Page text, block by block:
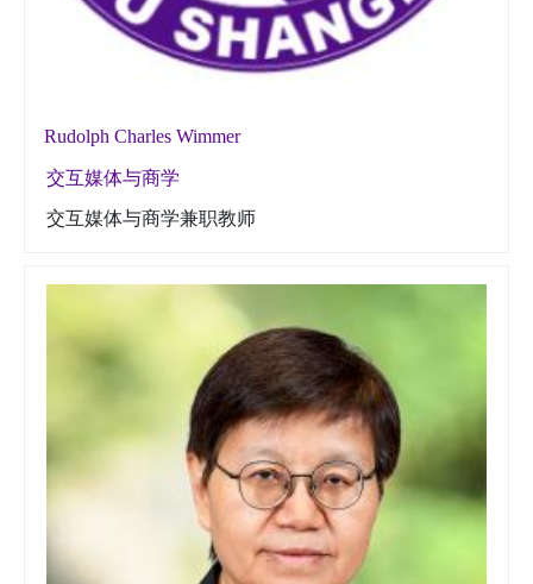
Rudolph Charles Wimmer
交互媒体与商学
交互媒体与商学兼职教师